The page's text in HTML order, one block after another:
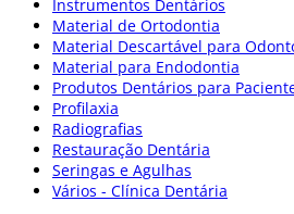
Instrumentos Dentários
Material de Ortodontia
Material Descartável para
Material para Endodontia
Produtos Dentários para
Profilaxia
Radiografias
Restauração Dentária
Seringas e Agulhas
Vários - Clínica Dentária